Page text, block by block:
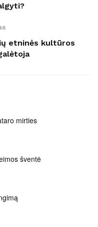
etninės kultūros
mirties
šventė